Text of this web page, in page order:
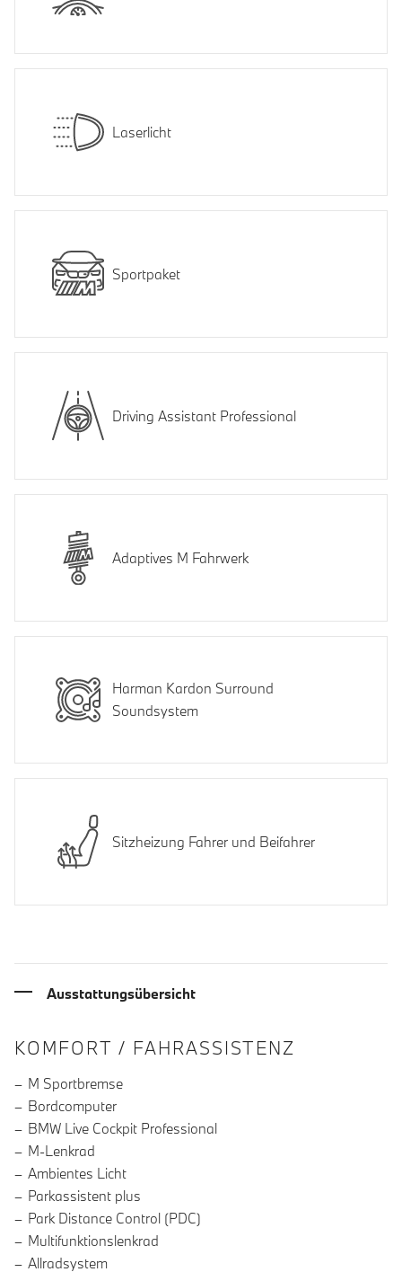
Laserlicht
Sportpaket
Driving Assistant Professional
Adaptives M Fahrwerk
Harman Kardon Surround
Soundsystem
Sitzheizung Fahrer und Beifahrer
Ausstattungsübersicht
INFORMATIONEN ÜBER DIE
KOMFORT / FAHRASSISTENZ
M Sportbremse
Bordcomputer
BMW Live Cockpit Professional
M-Lenkrad
Ambientes Licht
Parkassistent plus
Park Distance Control (PDC)
Multifunktionslenkrad
Allradsystem